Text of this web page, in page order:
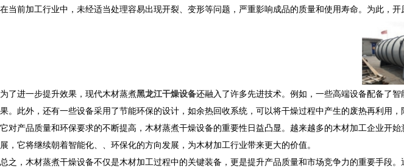
在当前加工行业中，未经适当处理容易出现开裂、变形等问题，严重影响成品的质量和使用寿命。为此，开
为了进一步提升效果，现代木材蒸煮黑龙江干燥设备还融入了许多先进技术。例如，一些高端设备配备了
果。此外，还有一些设备采用了节能环保的设计，如余热回收系统，可以将干燥过程中产生的废热再利用，
它对产品质量和环保要求的不断提高，木材蒸煮干燥设备的重要性日益凸显。越来越多的木材加工企业开
展，它将继续朝着智能化、、环保化的方向发展，为木材加工行业带来更大的价值。
总之，木材蒸煮干燥设备不仅是木材加工过程中的关键装备，更是提升产品质量和市场竞争力的重要手